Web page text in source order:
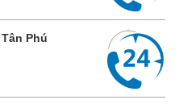
Phú